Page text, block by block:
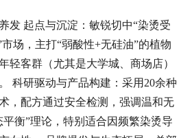
发 起点与沉淀：敏锐切中“染烫受
场，主打“弱酸性+无硅油”的植物
轻客群（尤其是大学城、商场店）
科研驱动与产品构建：采用20余种
，配方通过安全检测，强调温和无
衡”理论，特别适合因频繁染烫导